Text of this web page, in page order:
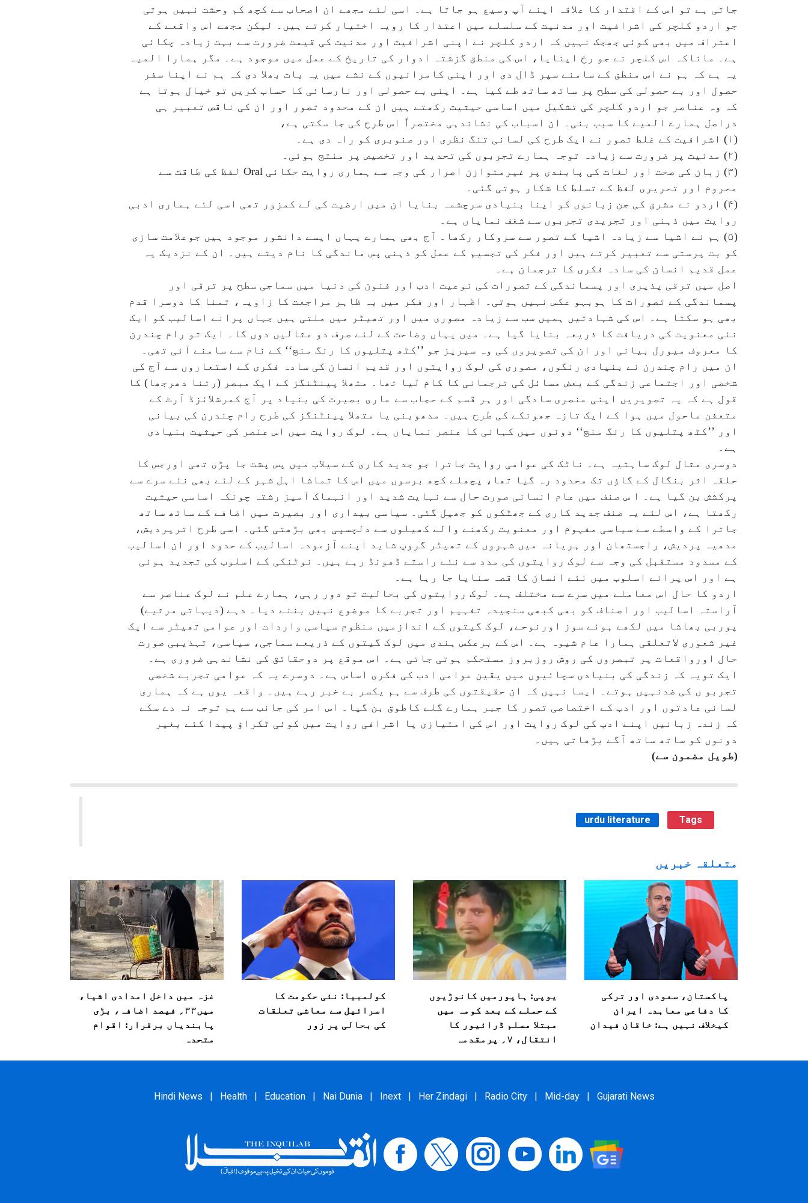
جاتی ہے تو اس کے اقتدار کا علاقہ اپنے آپ وسیع ہو جاتا ہے۔ اسی لئے مجھے ان اصحاب سے کچھ کم وحشت نہیں ہوتی
جو اردو کلچر کی اشرافیت اور مدنیت کے سلسلے میں اعتذار کا رویہ اختیار کرتے ہیں۔ لیکن مجھے اس واقعے کے
اعتراف میں بھی کوئی جھجک نہیں کہ اردو کلچر نے اپنی اشرافیت اور مدنیت کی قیمت ضرورت سے بہت زیادہ چکائی
ہے۔ ماناکہ اس کلچر نے جو رخ اپنایا، اس کی منطق گزشتہ ادوار کی تاریخ کے عمل میں موجود ہے۔ مگر ہمارا المیہ
یہ ہے کہ ہم نے اس منطق کے سامنے سپر ڈال دی اور اپنی کامرانیوں کے نشے میں یہ بات بھلا دی کہ ہم نے اپنا سفر
حصول اور بے حصولی کی سطح پر ساتھ ساتھ طے کیا ہے۔ اپنی بے حصولی اور نارسائی کا حساب کریں تو خیال ہوتا ہے
کہ وہ عناصر جو اردو کلچر کی تشکیل میں اساسی حیثیت رکھتے ہیں ان کے محدود تصور اور ان کی ناقص تعبیر ہی
دراصل ہمارے المیے کا سبب بنی۔ ان اسباب کی نشاندہی مختصراً اس طرح کی جا سکتی ہے،
(۱) اشرافیت کے غلط تصور نے ایک طرح کی لسانی تنگ نظری اور صنوبری کو راہ دی ہے۔
(۲) مدنیت پر ضرورت سے زیادہ توجہ ہمارے تجربوں کی تحدید اور تخصیص پر منتج ہوئی۔
(۳) زبان کی صحت اور لغات کی پابندی پر غیرمتوازن اصرار کی وجہ سے ہماری روایت حکائی Oral لفظ کی طاقت سے
محروم اور تحریری لفظ کے تسلط کا شکار ہوتی گئی۔
(۴) اردو نے مشرق کی جن زبانوں کو اپنا بنیادی سرچشمہ بنایا ان میں ارضیت کی لے کمزور تھی اسی لئے ہماری ادبی
روایت میں ذہنی اور تجریدی تجربوں سے شغف نمایاں ہے۔
(۵) ہم نے اشیا سے زیادہ اشیا کے تصور سے سروکار رکھا۔ آج بھی ہمارے یہاں ایسے دانشور موجود ہیں جوعلامت سازی
کو بت پرستی سے تعبیر کرتے ہیں اور فکر کی تجسیم کے عمل کو ذہنی پس ماندگی کا نام دیتے ہیں۔ ان کے نزدیک یہ
عمل قدیم انسان کی سادہ فکری کا ترجمان ہے۔
اصل میں ترقی پذیری اور پسماندگی کے تصورات کی نوعیت ادب اور فنون کی دنیا میں سماجی سطح پر ترقی اور
پسماندگی کے تصورات کا ہوبہو عکس نہیں ہوتی۔ اظہار اور فکر میں بہ ظاہر مراجعت کا زاویہ، تمنا کا دوسرا قدم
بھی ہو سکتا ہے۔ اس کی شہادتیں ہمیں سب سے زیادہ مصوری میں اور تھیٹر میں ملتی ہیں جہاں پرانے اسالیب کو ایک
نئی معنویت کی دریافت کا ذریعہ بنایا گیا ہے۔ میں یہاں وضاحت کے لئے صرف دو مثالیں دوں گا۔ ایک تو رام چندرن
کا معروف میورل بیانی اور ان کی تصویروں کی وہ سیریز جو ’’کٹھ پتلیوں کا رنگ منچ‘‘ کے نام سے سامنے آئی تھی۔
ان میں رام چندرن نے بنیادی رنگوں، مصوری کی لوک روایتوں اور قدیم انسان کی سادہ فکری کے استعاروں سے آج کی
شخصی اور اجتماعی زندگی کے بعض مسائل کی ترجمانی کا کام لیا تھا۔ متھلا پینٹنگز کے ایک مبصر (رتنا دھرجھا) کا
قول ہے کہ یہ تصویریں اپنی عنصری سادگی اور ہر قسم کے حجاب سے عاری بصیرت کی بنیاد پر آج کمرشلائزڈ آرٹ کے
متعفن ماحول میں ہوا کے ایک تازہ جھونکے کی طرح ہیں۔ مدھوبنی یا متھلا پینٹنگز کی طرح رام چندرن کی بیانی
اور ’’کٹھ پتلیوں کا رنگ منچ‘‘ دونوں میں کہانی کا عنصر نمایاں ہے۔ لوک روایت میں اس عنصر کی حیثیت بنیادی
ہے۔
دوسری مثال لوک ساہتیہ ہے۔ ناٹک کی عوامی روایت جاترا جو جدید کاری کے سیلاب میں پس پشت جا پڑی تھی اورجس کا
حلقہ اثر بنگال کے گاؤں تک محدود رہ گیا تھا، پچھلے کچھ برسوں میں اس کا تماشا اہل شہر کے لئے بھی نئے سرے سے
پرکشش بن گیا ہے۔ ا س صنف میں عام انسانی صورت حال سے نہایت شدید اور انہماک آمیز رشتہ چونکہ اساسی حیثیت
رکھتا ہے، اس لئے یہ صنف جدید کاری کے جھٹکوں کو جھیل گئی۔ سیاسی بیداری اور بصیرت میں اضافے کے ساتھ ساتھ
جاترا کے واسطے سے سیاسی مفہوم اور معنویت رکھنے والے کھیلوں سے دلچسپی بھی بڑھتی گئی۔ اسی طرح اترپردیش،
مدھیہ پردیش، راجستھان اور ہریانہ میں شہروں کے تھیٹر گروپ شاید اپنے آزمودہ اسالیب کے حدود اور ان اسالیب
کے مسدود مستقبل کی وجہ سے لوک روایتوں کی مدد سے نئے راستے ڈھونڈ رہے ہیں۔ نوٹنکی کے اسلوب کی تجدید ہوئی
ہے اور اس پرانے اسلوب میں نئے انسان کا قصہ سنایا جا رہا ہے۔
اردو کا حال اس معاملے میں سرے سے مختلف ہے۔ لوک روایتوں کی بحالیت تو دور رہی، ہمارے علم نے لوک عناصر سے
آراستہ اسالیب اور اصناف کو بھی کبھی سنجیدہ تفہیم اور تجربے کا موضوع نہیں بننے دیا۔ دہے (دیہاتی مرثیے)
پوربی بھاشا میں لکھے ہوئے سوز اورنوحے، لوک گیتوں کے اندازمیں منظوم سیاسی واردات اور عوامی تھیٹر سے ایک
غیر شعوری لاتعلقی ہمارا عام شیوہ ہے۔ اس کے برعکس ہندی میں لوک گیتوں کے ذریعے سماجی، سیاسی، تہذیبی صورت
حال اورواقعات پر تبصروں کی روش روزبروز مستحکم ہوتی جاتی ہے۔ اس موقع پر دوحقائق کی نشاندہی ضروری ہے۔
ایک تویہ کہ زندگی کی بنیادی سچائیوں میں یقین عوامی ادب کی فکری اساس ہے۔ دوسرے یہ کہ عوامی تجربے شخصی
تجربو ں کی ضدنہیں ہوتے۔ ایسا نہیں کہ ان حقیقتوں کی طرف سے ہم یکسر بے خبر رہے ہیں۔ واقعہ یوں ہے کہ ہماری
لسانی عادتوں اور ادب کے اختصاصی تصور کا جبر ہمارے گلے کاطوق بن گیا۔ اس امر کی جانب سے ہم توجہ نہ دے سکے
کہ زندہ زبانیں اپنے ادب کی لوک روایت اور اس کی امتیازی یا اشرافی روایت میں کوئی ٹکراؤ پیدا کئے بغیر
دونوں کو ساتھ ساتھ آگے بڑھاتی ہیں۔
(طویل مضمون سے)
urdu literature Tags
متعلقہ خبریں
پاکستان، سعودی اور ترکی
کا دفاعی معاہدہ ایران
کیخلاف نہیں ہے: خاقان فیدان
یوپی: ہاپورمیں کانوڑیوں
کے حملے کے بعد کومہ میں
مبتلا مسلم ڈرائیور کا
انتقال، ۷؍ پرمقدمہ
کولمبیا: نئی حکومت کا
اسرائیل سے معاشی تعلقات
کی بحالی پر زور
غزہ میں داخل امدادی اشیاء
میں۳۳؍ فیصد اضافہ، بڑی
پابندیاں برقرار: اقوام
متحدہ
Hindi News | Health | Education | Nai Dunia | Inext | Her Zindagi | Radio City | Mid-day | Gujarati News